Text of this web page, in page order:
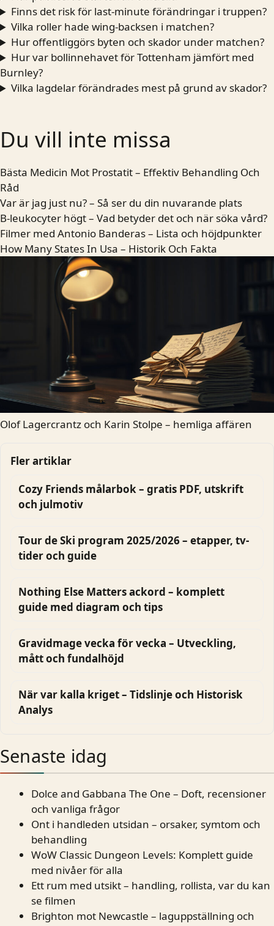
Finns det risk för last-minute förändringar i truppen?
Vilka roller hade wing-backsen i matchen?
Hur offentliggörs byten och skador under matchen?
Hur var bollinnehavet för Tottenham jämfört med
Burnley?
Vilka lagdelar förändrades mest på grund av skador?
Du vill inte missa
Bästa Medicin Mot Prostatit – Effektiv Behandling Och
Råd
Var är jag just nu? – Så ser du din nuvarande plats
B-leukocyter högt – Vad betyder det och när söka vård?
Filmer med Antonio Banderas – Lista och höjdpunkter
How Many States In Usa – Historik Och Fakta
Olof Lagercrantz och Karin Stolpe – hemliga affären
Fler artiklar
Cozy Friends målarbok – gratis PDF, utskrift
och julmotiv
Tour de Ski program 2025/2026 – etapper, tv-
tider och guide
Nothing Else Matters ackord – komplett
guide med diagram och tips
Gravidmage vecka för vecka – Utveckling,
mått och fundalhöjd
När var kalla kriget – Tidslinje och Historisk
Analys
Senaste idag
Dolce and Gabbana The One – Doft, recensioner
och vanliga frågor
Ont i handleden utsidan – orsaker, symtom och
behandling
WoW Classic Dungeon Levels: Komplett guide
med nivåer för alla
Ett rum med utsikt – handling, rollista, var du kan
se filmen
Brighton mot Newcastle – laguppställning och